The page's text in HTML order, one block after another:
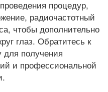
процедур,
радиочастотный
чтобы дополнительно
глаз. Обратитесь к
для получения
и профессиональной